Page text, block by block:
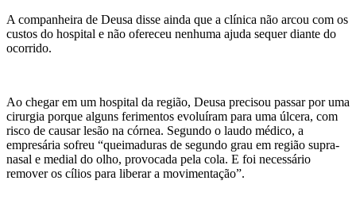
A companheira de Deusa disse ainda que a clínica não arcou com os
custos do hospital e não ofereceu nenhuma ajuda sequer diante do
ocorrido.
Ao chegar em um hospital da região, Deusa precisou passar por uma
cirurgia porque alguns ferimentos evoluíram para uma úlcera, com
risco de causar lesão na córnea. Segundo o laudo médico, a
empresária sofreu “queimaduras de segundo grau em região supra-
nasal e medial do olho, provocada pela cola. E foi necessário
remover os cílios para liberar a movimentação”.